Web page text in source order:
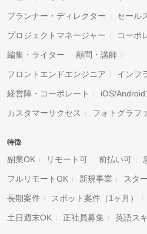
プランナー・ディレクター セール
プロジェクトマネージャー コーポ
編集・ライター 顧問・講師
フロントエンドエンジニア インフ
経営陣・コーポレート iOS/
カスタマーサクセス フォトグラフ
特徴
副業OK リモート可 前払い可
フルリモートOK 新規事業 スタ
長期案件 スポット案件（1ヶ月）
土日週末OK 正社員募集 英語ス